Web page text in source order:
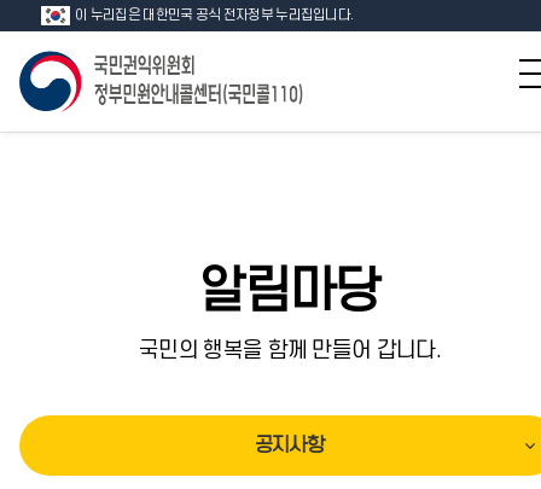
이 누리집은 대한민국 공식 전자정부 누리집입니다.
알림마당
국민의 행복을 함께 만들어 갑니다.
공지사항